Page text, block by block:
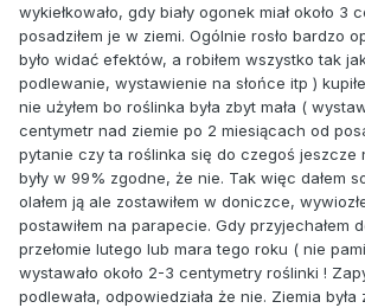
wykiełkowało, gdy biały ogonek miał około 3
posadziłem je w ziemi. Ogólnie rosło bardzo
było widać efektów, a robiłem wszystko tak
podlewanie, wystawienie na słońce itp )
nie użyłem bo roślinka była zbyt mała (
centymetr nad ziemie po 2 miesiącach od
pytanie czy ta roślinka się do czegoś jeszcze
były w 99% zgodne, że nie. Tak więc dałem
olałem ją ale zostawiłem w doniczce,
postawiłem na parapecie. Gdy przyjechałem
przełomie lutego lub mara tego roku ( nie
wystawało około 2-3 centymetry roślinki !
podlewała, odpowiedziała że nie. Ziemia była